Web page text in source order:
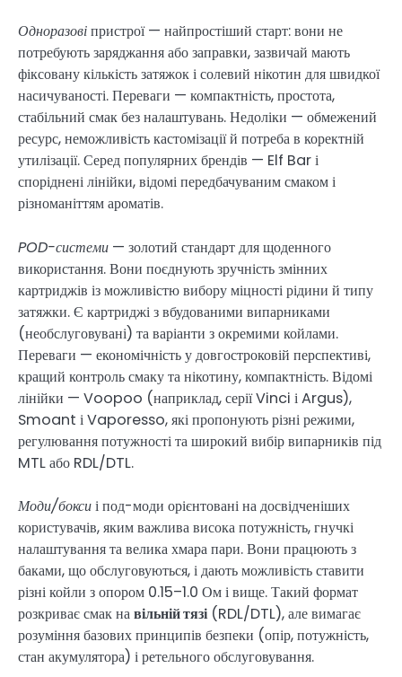
Одноразовіпристрої — найпростіший старт: вони не
потребують заряджання або заправки, зазвичай мають
фіксовану кількість затяжок і солевий нікотин для швидкої
насичуваності. Переваги — компактність, простота,
стабільний смак без налаштувань. Недоліки — обмежений
ресурс, неможливість кастомізації й потреба в коректній
утилізації. Серед популярних брендів — Elf Bar і
споріднені лінійки, відомі передбачуваним смаком і
різноманіттям ароматів.
POD-системи — золотий стандарт для щоденного
використання. Вони поєднують зручність змінних
картриджів із можливістю вибору міцності рідини й типу
затяжки. Є картриджі з вбудованими випарниками
(необслуговувані) та варіанти з окремими койлами.
Переваги — економічність у довгостроковій перспективі,
кращий контроль смаку та нікотину, компактність. Відомі
лінійки — Voopoo (наприклад, серії Vinci і Argus),
Smoant і Vaporesso, які пропонують різні режими,
регулювання потужності та широкий вибір випарників під
MTL або RDL/DTL.
Моди/боксиі под-моди орієнтовані на досвідченіших
користувачів, яким важлива висока потужність, гнучкі
налаштування та велика хмара пари. Вони працюють з
баками, що обслуговуються, і дають можливість ставити
різні койли з опором 0.15–1.0 Ом і вище. Такий формат
розкриває смак навільній тязі(RDL/DTL), але вимагає
розуміння базових принципів безпеки (опір, потужність,
стан акумулятора) і ретельного обслуговування.